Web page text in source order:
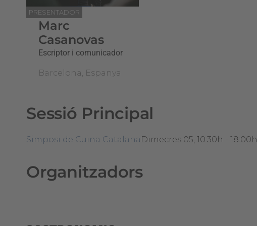
PRESENTADOR
Marc
Casanovas
Escriptor i comunicador
Barcelona, Espanya
Sessió Principal
Simposi de Cuina Catalana Dimecres 05, 10:30h - 18:00h
Organitzadors